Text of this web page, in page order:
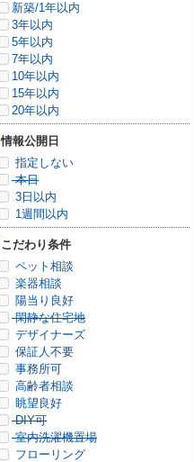
新築/1年以内
3年以内
5年以内
7年以内
10年以内
15年以内
20年以内
情報公開日
指定しない
本日
3日以内
1週間以内
こだわり条件
ペット相談
楽器相談
陽当り良好
閑静な住宅地
デザイナーズ
保証人不要
事務所可
高齢者相談
眺望良好
DIY可
室内洗濯機置場
フローリング